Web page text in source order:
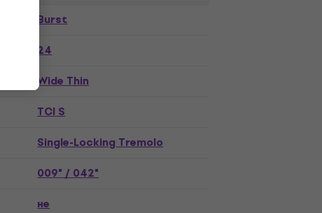
Burst
24
Wide Thin
TCI S
Single-Locking Tremolo
009" / 042"
не